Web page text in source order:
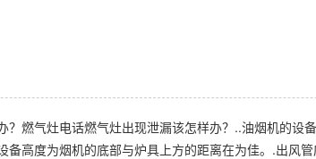
燃气灶电话燃气灶出现泄漏该怎样办？..油烟机的设
备高度为烟机的底部与炉具上方的距离在为佳。.出风